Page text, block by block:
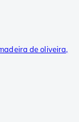
de oliveira,